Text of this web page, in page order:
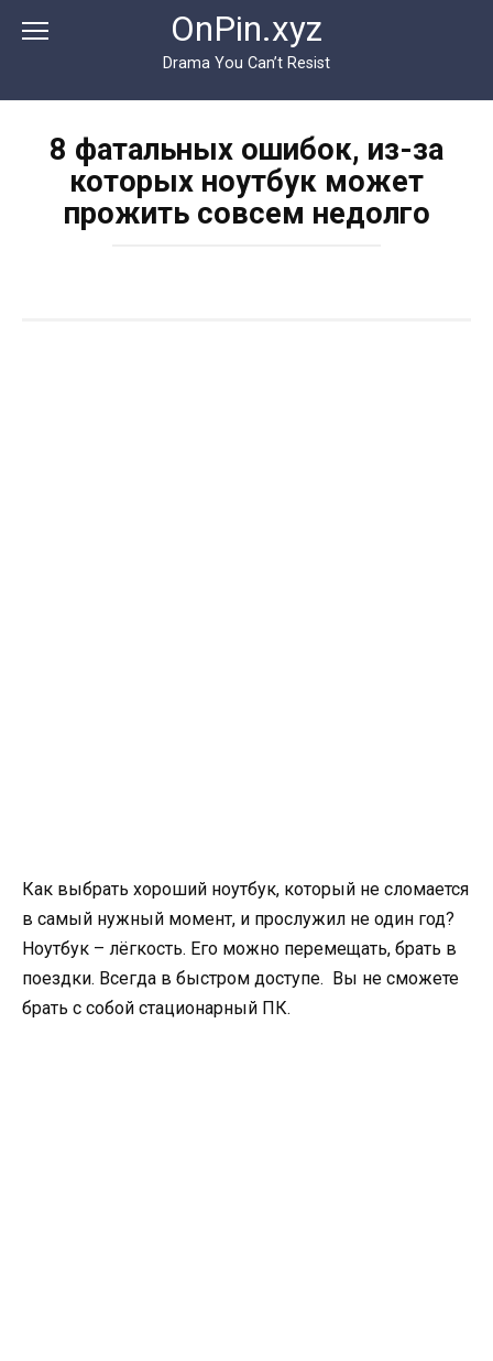
OnPin.xyz
Drama You Can’t Resist
8 фатальных ошибок, из-за
которых ноутбук может
прожить совсем недолго
Как выбрать хороший ноутбук, который не сломается
в самый нужный момент, и прослужил не один год?
Ноутбук – лёгкость. Его можно перемещать, брать в
поездки. Всегда в быстром доступе. Вы не сможете
брать с собой стационарный ПК.